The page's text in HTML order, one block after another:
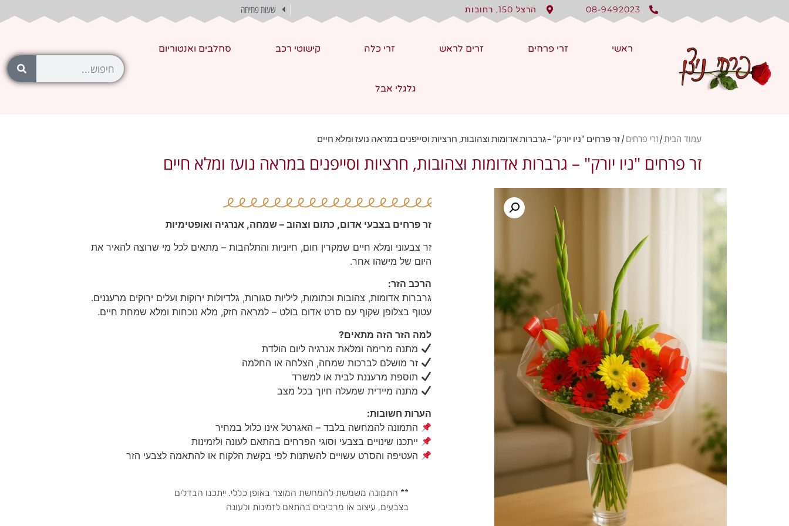
08-9492023 הרצל 150, רחובות שעות פתיחה
ראשי זרי פרחים זרים לראש זרי כלה קישוטי רכב סחלבים ואנטוריום
גלגלי אבל
עמוד הבית/זרי פרחים/ זר פרחים "ניו יורק" – גרברות אדומות וצהובות, חרציות וסייפנים במראה נועז ומלא חיים
זר פרחים "ניו יורק" – גרברות אדומות וצהובות, חרציות וסייפנים במראה נועז ומלא חיים
זר פרחים בצבעי אדום, כתום וצהוב – שמחה, אנרגיה ואופטימיות
זר צבעוני ומלא חיים שמקרין חום, חיוניות והתלהבות – מתאים לכל מי שרוצה להאיר את
היום של מישהו אחר.
הרכב הזר:
גרברות אדומות, צהובות וכתומות, ליליות סגורות, גלדיולות ירוקות ועלים ירוקים מרעננים.
עטוף בצלופן שקוף עם סרט אדום בולט – למראה חזק, מלא נוכחות ומלא שמחת חיים.
למה הזר הזה מתאים?
מתנה מרימה ומלאת אנרגיה ליום הולדת
זר מושלם לברכות שמחה, הצלחה או החלמה
תוספת מרעננת לבית או למשרד
מתנה מיידית שמעלה חיוך בכל מצב
הערות חשובות:
התמונה להמחשה בלבד – האגרטל אינו כלול במחיר
ייתכנו שינויים בצבעי וסוגי הפרחים בהתאם לעונה ולזמינות
העטיפה והסרט עשויים להשתנות לפי בקשת הלקוח או להתאמה לצבעי הזר
** התמונה משמשת להמחשת המוצר באופן כללי. ייתכנו הבדלים
בצבעים, עיצוב או מרכיבים בהתאם לזמינות ולעונה